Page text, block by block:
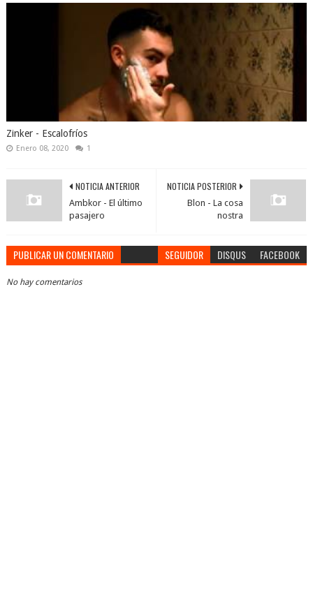
Zinker - Escalofríos
Enero 08, 2020 1
NOTICIA POSTERIOR
Blon - La cosa
nostra
NOTICIA ANTERIOR
Ambkor - El último
pasajero
PUBLICAR UN COMENTARIO SEGUIDOR DISQUS FACEBOOK
No hay comentarios